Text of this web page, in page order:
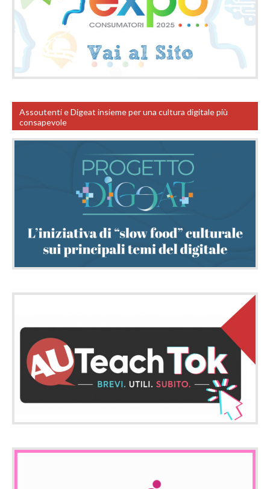
Assoutenti e Digeat insieme per una cultura digitale più
consapevole